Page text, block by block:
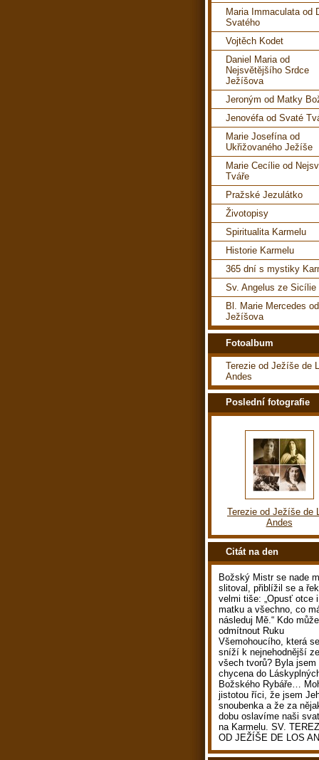
Maria Immaculata od
Svatého
Vojtěch Kodet
Daniel Maria od
Nejsvětějšího Srdce
Ježíšova
Jeroným od Matky
Jenovéfa od Svaté
Marie Josefína od
Ukřižovaného Ježíše
Marie Cecílie od
Tváře
Pražské Jezulátko
Životopisy
Spiritualita Karmelu
Historie Karmelu
365 dní s mystiky
Sv. Angelus ze Sicílie
Bl. Marie Mercedes
Ježíšova
Fotoalbum
Terezie od Ježíše de
Andes
Poslední fotografie
Terezie od Ježíše de
Andes
Citát na den
Božský Mistr se nade
slitoval, přiblížil se a
velmi tiše: „Opusť otce i
matku a všechno, co
následuj Mě.“ Kdo může
odmítnout Ruku
Všemohoucího, která se
sníží k nejnehodnější ze
všech tvorů? Byla jsem
chycena do
Božského Rybáře…
jistotou říci, že jsem
snoubenka a že za
dobu oslavíme naši
na Karmelu. SV.
OD JEŽÍŠE DE LOS